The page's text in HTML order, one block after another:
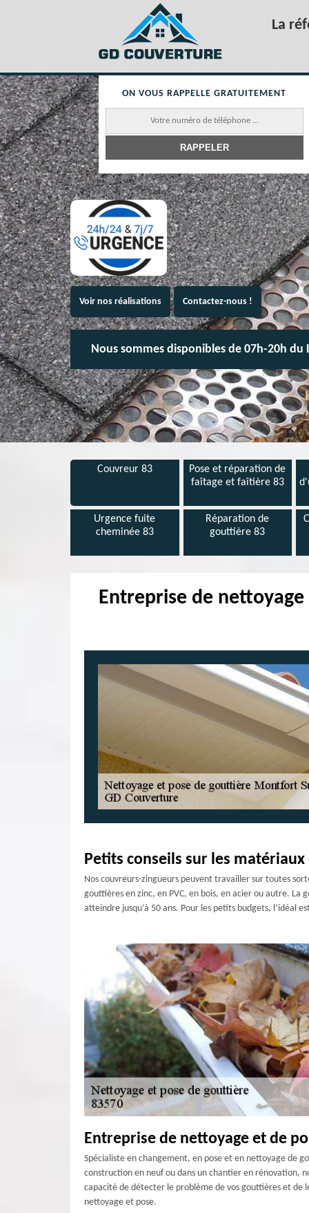
La
Voir nos réalisations Contactez-nous !
Nous sommes disponibles de 07h-20h du
ON VOUS RAPPELLE GRATUITEMENT
Couvreur 83
Pose et réparation de
faîtage et faîtière 83
Urgence fuite
cheminée 83
Réparation de
gouttière 83
Entreprise de
Petits conseils sur les
Nos couvreurs-zingueurs peuvent travailler sur toutes
gouttières en zinc, en PVC, en bois, en acier ou autre.
atteindre jusqu’à 50 ans. Pour les petits budgets, l’idéal
Entreprise de nettoyage et de
Spécialiste en changement, en pose et en nettoyage de
construction en neuf ou dans un chantier en rénovation,
capacité de détecter le problème de vos gouttières et de
nettoyage et pose.